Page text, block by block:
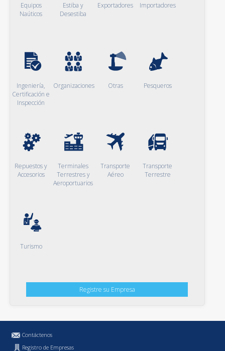
Equipos
Naúticos
Estiba y
Desestiba
Exportadores Importadores
Ingeniería,
Certificación e
Inspección
Organizaciones Otras Pesqueros
Repuestos y
Accesorios
Terminales
Terrestres y
Aeroportuarios
Transporte
Aéreo
Transporte
Terrestre
Turismo
Registre su Empresa
Contáctenos
Registro de Empresas